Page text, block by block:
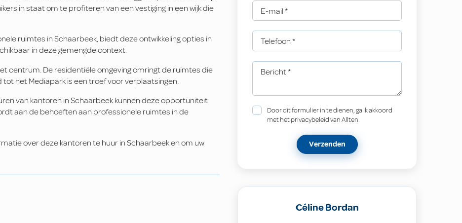
in staat om te profiteren van een vestiging in een wijk die
ruimtes in Schaarbeek, biedt deze ontwikkeling opties in
in deze gemengde context.
centrum. De residentiële omgeving omringt de ruimtes die
het Mediapark is een troef voor verplaatsingen.
van kantoren in Schaarbeek kunnen deze opportuniteit
aan de behoeften aan professionele ruimtes in de
over deze kantoren te huur in Schaarbeek en om uw
E-mail *
Telefoon *
Bericht*
Door dit formulier in te dienen, ga ik akkoord
met het privacybeleid van Allten.
Verzenden
Céline Bordan